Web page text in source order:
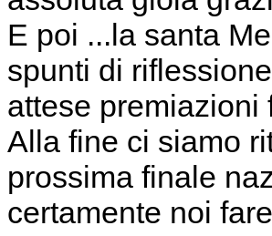
E poi ...la santa
spunti di
attese premiazioni
Alla fine ci siamo
prossima finale
certamente noi